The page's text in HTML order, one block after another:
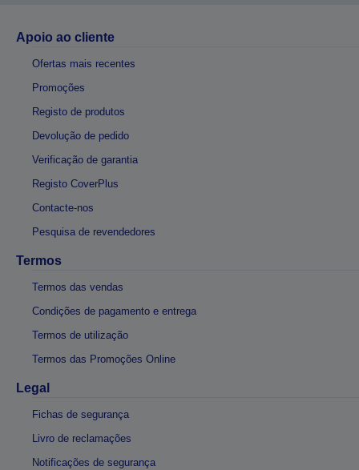
Apoio ao cliente
Ofertas mais recentes
Promoções
Registo de produtos
Devolução de pedido
Verificação de garantia
Registo CoverPlus
Contacte-nos
Pesquisa de revendedores
Termos
Termos das vendas
Condições de pagamento e entrega
Termos de utilização
Termos das Promoções Online
Legal
Fichas de segurança
Livro de reclamações
Notificações de segurança